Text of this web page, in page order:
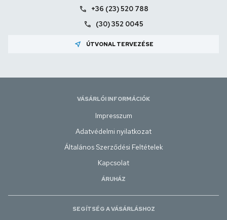
call +36 (23) 520 788
call (30) 352 0045
near_me ÚTVONAL TERVEZÉSE
VÁSÁRLÓI INFORMÁCIÓK
Impresszum
Adatvédelmi nyilatkozat
Általános Szerződési Feltételek
Kapcsolat
ÁRUHÁZ
SEGÍTSÉG A VÁSÁRLÁSHOZ